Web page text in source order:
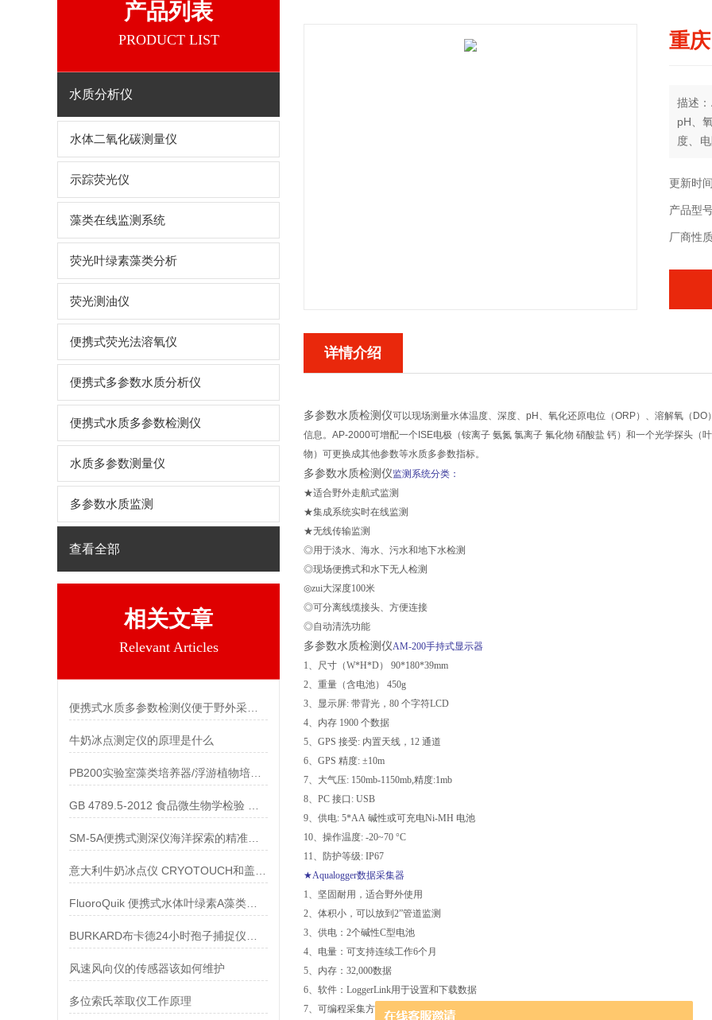
产品列表
PRODUCT LIST
水质分析仪
水体二氧化碳测量仪
示踪荧光仪
藻类在线监测系统
荧光叶绿素藻类分析
荧光测油仪
便携式荧光法溶氧仪
便携式多参数水质分析仪
便携式水质多参数检测仪
水质多参数测量仪
多参数水质监测
查看全部
相关文章
Relevant Articles
便携式水质多参数检测仪便于野外采样，现采现测
牛奶冰点测定仪的原理是什么
PB200实验室藻类培养器/浮游植物培养系统 技术参数
SM-5A便携式测深仪海洋探索的精准伴侣
FluoroQuik 便携式水体叶绿素A藻类荧光测定仪 技术参数
风速风向仪的传感器该如何维护
多位索氏萃取仪工作原理
重
描述
pH、
度、
个光
更新时
产品型
厂商性
详情介绍
多参数水质检测仪可以现场测量水体温度、深度、pH、氧化还原电位（ORP）、溶解氧（
信息。AP-2000可增配一个ISE电极（铵离子 氨氮 氯离子 氟化物 硝酸盐 钙）和一个光学探头（
物）可更换成其他参数等水质多参数指标。
多参数水质检测仪监测系统分类：
★适合野外走航式监测
★集成系统实时在线监测
★无线传输监测
◎用于淡水、海水、污水和地下水检测
◎现场便携式和水下无人检测
◎zui大深度100米
◎可分离线缆接头、方便连接
◎自动清洗功能
多参数水质检测仪AM-200手持式显示器
1、尺寸（W*H*D） 90*180*39mm
2、重量（含电池） 450g
3、显示屏: 带背光，80 个字符LCD
4、内存 1900 个数据
5、GPS 接受: 内置天线，12 通道
6、GPS 精度: ±10m
7、大气压: 150mb-1150mb,精度:1mb
8、PC 接口: USB
9、供电: 5*AA 碱性或可充电Ni-MH 电池
10、操作温度: -20~70 °C
11、防护等级: IP67
★Aqualogger数据采集器
1、坚固耐用，适合野外使用
2、体积小，可以放到2”管道监测
3、供电：2个碱性C型电池
4、电量：可支持连续工作6个月
5、内存：32,000数据
6、软件：LoggerLink用于设置和下载数据
7、可编程采集方案，或事件激发采集数据